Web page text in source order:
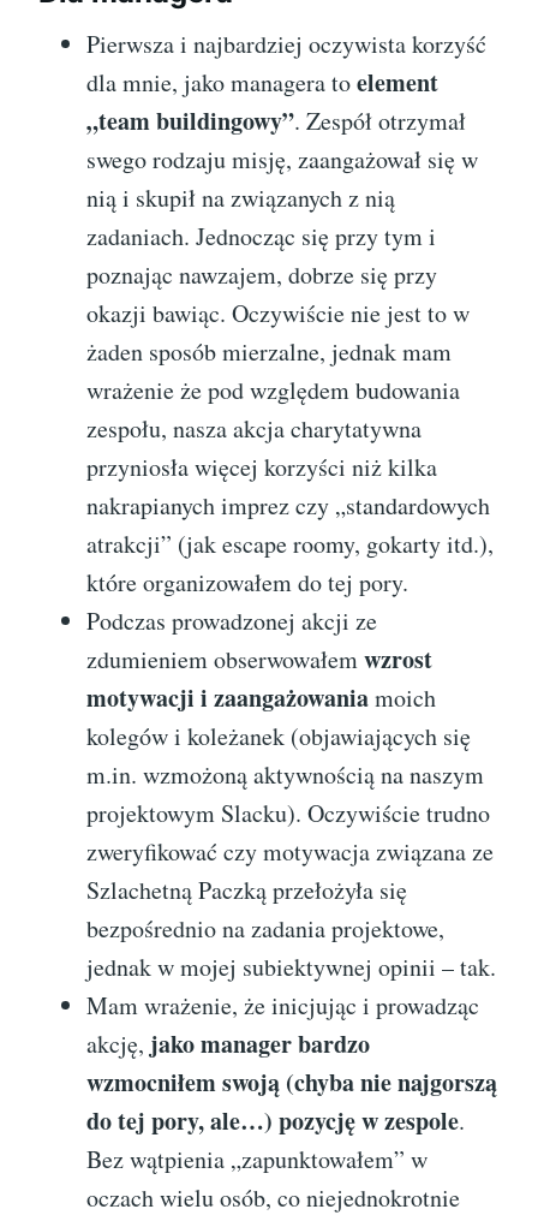
Pierwsza i najbardziej oczywista korzyść
dla mnie, jako managera toelement
„team buildingowy”. Zespół otrzymał
swego rodzaju misję, zaangażował się w
nią i skupił na związanych z nią
zadaniach. Jednocząc się przy tym i
poznając nawzajem, dobrze się przy
okazji bawiąc. Oczywiście nie jest to w
żaden sposób mierzalne, jednak mam
wrażenie że pod względem budowania
zespołu, nasza akcja charytatywna
przyniosła więcej korzyści niż kilka
nakrapianych imprez czy „standardowych
atrakcji” (jak escape roomy, gokarty itd.),
które organizowałem do tej pory.
Podczas prowadzonej akcji ze
zdumieniem obserwowałemwzrost
motywacji i zaangażowaniamoich
kolegów i koleżanek (objawiających się
m.in. wzmożoną aktywnością na naszym
projektowym Slacku). Oczywiście trudno
zweryfikować czy motywacja związana ze
Szlachetną Paczką przełożyła się
bezpośrednio na zadania projektowe,
jednak w mojej subiektywnej opinii – tak.
Mam wrażenie, że inicjując i prowadząc
akcję, jako manager bardzo
wzmocniłem swoją (chyba nie najgorszą
do tej pory, ale…) pozycję w zespole.
Bez wątpienia „zapunktowałem” w
oczach wielu osób, co niejednokrotnie